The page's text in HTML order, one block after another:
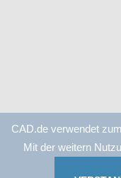
CAD.de verwendet
Mit der weitern